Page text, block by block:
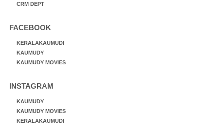
CRM DEPT
FACEBOOK
KERALAKAUMUDI
KAUMUDY
KAUMUDY MOVIES
INSTAGRAM
KAUMUDY
KAUMUDY MOVIES
KERALAKAUMUDI